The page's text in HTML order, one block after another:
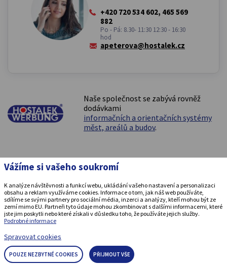
+420 720 534 602, 465 569
882
Po - Pá: 8.30- 11:30 12:30 - 16:30
hod
apeterova@hostalek.cz
Naše společnost se zabývá rovněž
dodávkami
informačních a orientačních systémy
měst, areálů a budov.
© 2009-2026 HOSTALEK-WERBUNG spol. s.r.o., všechna práva
vyhrazena
Grafický návrhKošnarDesign.cza zpracování
CZECHGROUP.cz
Vážíme si vašeho soukromí
K analýze návštěvnosti a funkcí webu, ukládání vašeho nastavení a personalizaci
obsahu a reklam využíváme cookies. Informace o tom, jak náš web používáte,
sdílíme se svými partnery pro sociální média, inzerci a analýzy, kteří mohou být ze
zemí mimo EU. Partneři tyto údaje mohou zkombinovat s dalšími informacemi, které
jste jim poskytli nebo které získali v důsledku toho, že používáte jejich služby.
Podrobné informace
Spravovat cookies
POUZE NEZBYTNÉ COOKIES PŘIJMOUT VŠE